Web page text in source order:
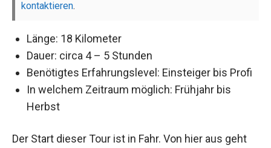
kontaktieren.
Länge: 18 Kilometer
Dauer: circa 4 – 5 Stunden
Benötigtes Erfahrungslevel: Einsteiger bis Profi
In welchem Zeitraum möglich: Frühjahr bis
Herbst
Der Start dieser Tour ist in Fahr. Von hier aus geht